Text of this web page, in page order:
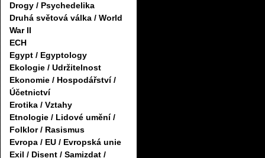
Drogy / Psychedelika
Druhá světová válka / World
War II
ECH
Egypt / Egyptology
Ekologie / Udržitelnost
Ekonomie / Hospodářství /
Účetnictví
Erotika / Vztahy
Etnologie / Lidové umění /
Folklor / Rasismus
Evropa / EU / Evropská unie
Exil / Disent / Samizdat /